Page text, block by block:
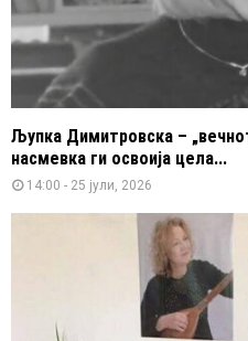
Љупка Димитровска –
насмевка ги освоија цела...
14:00 - 25 јули, 2026